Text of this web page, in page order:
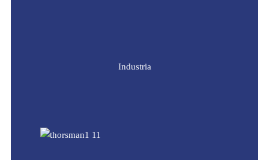
Industria